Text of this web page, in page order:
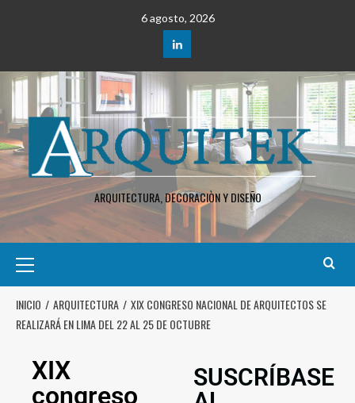
6 agosto, 2026
ARQUITECTURA, DECORACIÒN Y DISEÑO
INICIO ARQUITECTURA
XIX CONGRESO NACIONAL DE ARQUITECTOS SE
REALIZARÁ EN LIMA DEL 22 AL 25 DE OCTUBRE
XIX
congreso
SUSCRÍBASE